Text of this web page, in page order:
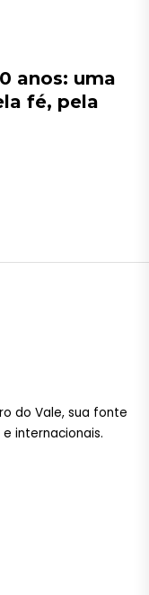
anos: uma
fé, pela
do Vale, sua fonte
internacionais.